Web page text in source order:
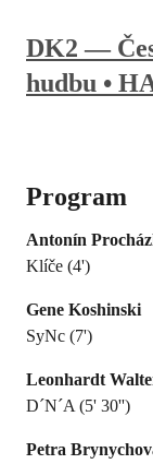
DK2 —
hudbu •
Program
Antonín
Klíče (4')
Gene Koshinski
SyNc (7')
Leonhardt
D´N´A (5' 30'')
Petra